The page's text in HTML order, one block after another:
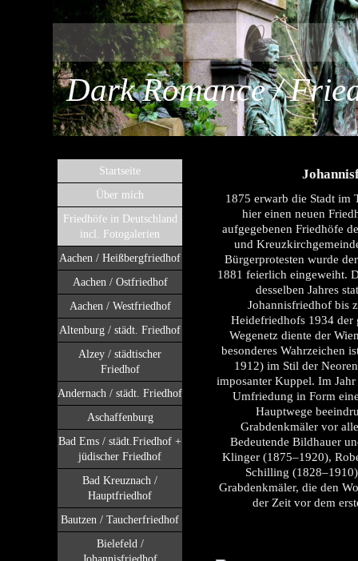
Dark Romance /
Startseite
Über mich
Friedhöfe in Deutschland
incl. Fotogalerien
Aachen / Heißbergfriedhof
Aachen / Ostfriedhof
Aachen / Westfriedhof
Altenburg / städt. Friedhof
Alzey / städtischer
Friedhof
Andernach / städt. Friedhof
Aschaffenburg
Bad Ems / städt.Friedhof +
jüdischer Friedhof
Bad Kreuznach /
Hauptfriedhof
Bautzen / Taucherfriedhof
Bielefeld /
1875 erwarb die Stadt im
hier einen neuen
aufgegebenen Friedhöfe
und
Bürgerprotesten wurde
1881 feierlich eingeweiht.
desselben Jahres
Johannisfriedhof bis
Heidefriedhofs 1934 der
Wegenetz diente der
besonderes Wahrzeichen
1912) im Stil der
imposanter Kuppel. Im
Umfriedung in Form
Hauptwege
Grabdenkmäler vor
Bedeutende Bildhauer
Klinger (1875–1920),
Schilling
Grabdenkmäler, die den
der Zeit vor dem